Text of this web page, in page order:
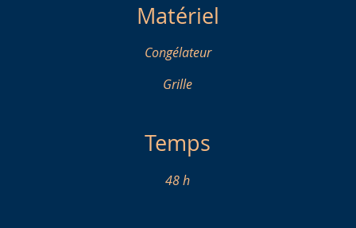
Matériel
Congélateur
Grille
Temps
48 h